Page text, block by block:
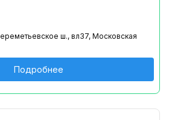
ш., вл37, Московская
Подробнее